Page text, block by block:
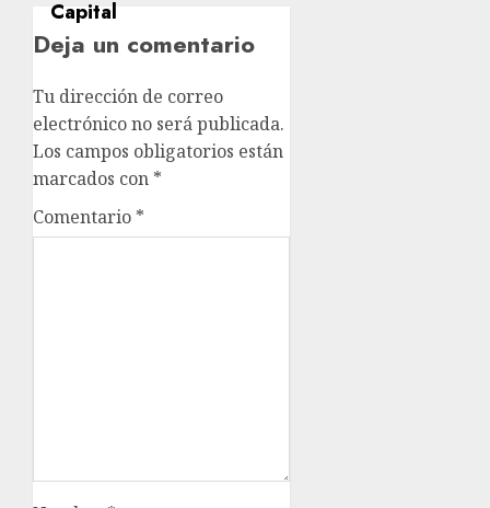
Deja un comentario
Tu dirección de correo
electrónico no será publicada.
Los campos obligatorios están
marcados con *
Comentario *